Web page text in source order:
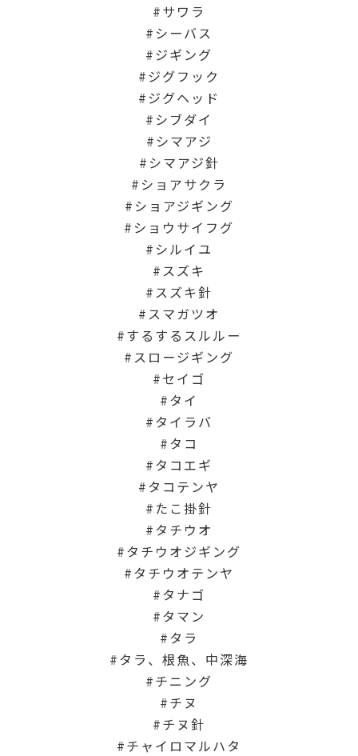
サワラ
シーバス
ジギング
ジグフック
ジグヘッド
シブダイ
シマアジ
シマアジ針
ショアサクラ
ショアジギング
ショウサイフグ
シルイユ
スズキ
スズキ針
スマガツオ
するするスルルー
スロージギング
セイゴ
タイ
タイラバ
タコ
タコエギ
タコテンヤ
たこ掛針
タチウオ
タチウオジギング
タチウオテンヤ
タナゴ
タマン
タラ
タラ、根魚、中深海
チニング
チヌ
チヌ針
チャイロマルハタ